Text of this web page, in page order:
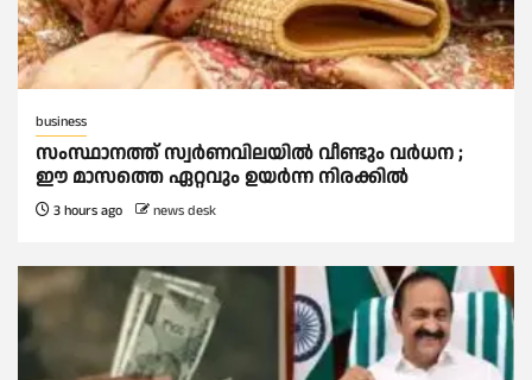
business
സംസ്ഥാനത്ത് സ്വര്‍ണവിലയില്‍ വീണ്ടും വര്‍ധന ;
ഈ മാസത്തെ ഏറ്റവും ഉയര്‍ന്ന നിരക്കില്‍
3 hours ago news desk